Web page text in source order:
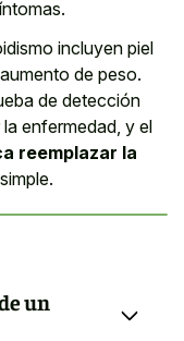
incluyen piel
de peso.
de detección
enfermedad, y el
reemplazar la
un